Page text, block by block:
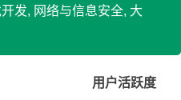
发, 网络与信息安全, 大
用户活跃度